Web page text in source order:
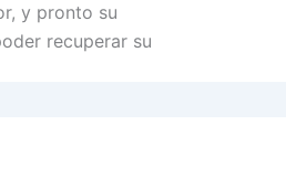
y pronto su
recuperar su